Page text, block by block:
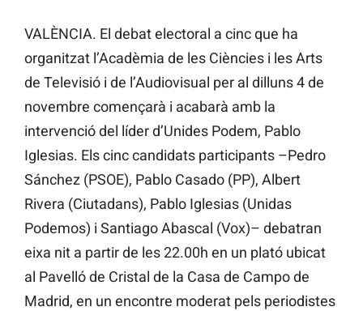
VALÈNCIA. El debat electoral a cinc que ha
organitzat l’Acadèmia de les Ciències i les Arts
de Televisió i de l’Audiovisual per al dilluns 4 de
novembre començarà i acabarà amb la
intervenció del líder d’Unides Podem, Pablo
Iglesias. Els cinc candidats participants –Pedro
Sánchez (PSOE), Pablo Casado (PP), Albert
Rivera (Ciutadans), Pablo Iglesias (Unidas
Podemos) i Santiago Abascal (Vox)– debatran
eixa nit a partir de les 22.00h en un plató ubicat
al Pavelló de Cristal de la Casa de Campo de
Madrid, en un encontre moderat pels periodistes